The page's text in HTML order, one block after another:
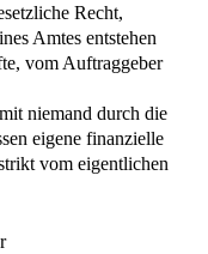
Recht,
Amtes entstehen
vom Auftraggeber
niemand durch die
eigene finanzielle
vom eigentlichen